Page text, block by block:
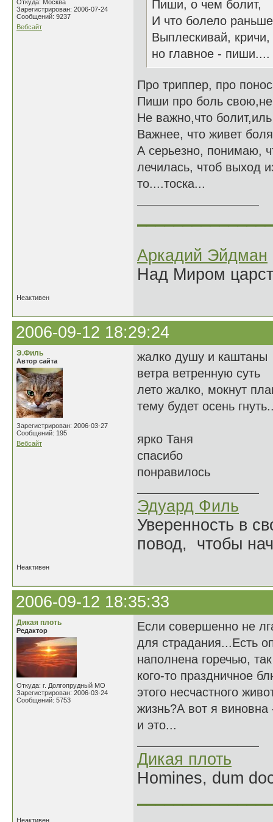
Откуда: Москва
Зарегистрирован: 2006-07-24
Сообщений: 9237
Вебсайт
Пиши, о чем болит,
И что болело
Выплескивай, кричи,
но главное - пиши....
Про триппер, про
Пиши про боль
Не важно,что
Важнее, что живет
А серьезно, понимаю,
лечилась, чтоб выход
то....тоска...
Аркадий Эйдман
Над Миром
Неактивен
2006-09-12 18:29:24
Э.Филь
Автор сайта
Зарегистрирован: 2006-03-27
Сообщений: 195
Вебсайт
жалко душу и каштаны
ветра ветренную суть
лето жалко, мокнут
тему будет осень
ярко Таня
спасибо
понравилось
Эдуард Филь
Уверенность в
повод, чтобы
Неактивен
2006-09-12 18:35:33
Дикая плоть
Редактор
Откуда: г. Долгопрудный МО
Зарегистрирован: 2006-03-24
Сообщений: 5753
Если совершенно не
для страдания...Есть
наполнена горечью,
кого-то праздничное
этого несчастного
жизнь?А вот я
и это...
Дикая плоть
Homines, dum
Неактивен